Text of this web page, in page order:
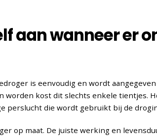
aan wanneer er
is eenvoudig en wordt
worden kost dit slechts enkele tientjes.
perslucht die wordt gebruikt bij de
op maat. De juiste werking en